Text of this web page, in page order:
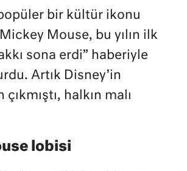
bir kültür ikonu
Mouse, bu yılın ilk
sona erdi” haberiyle
Artık Disney’in
halkın malı
lobisi